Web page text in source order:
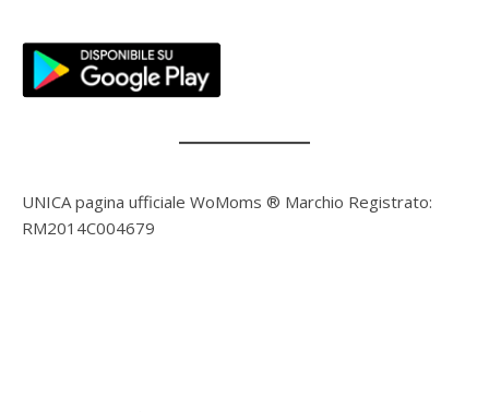
UNICA pagina ufficiale WoMoms ® Marchio Registrato:
RM2014C004679